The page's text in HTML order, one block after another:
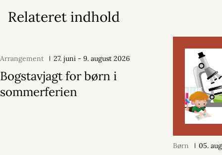
Relateret indhold
Arrangement 27. juni - 9. august 2026
Bogstavjagt for børn i
sommerferien
Børn 05.